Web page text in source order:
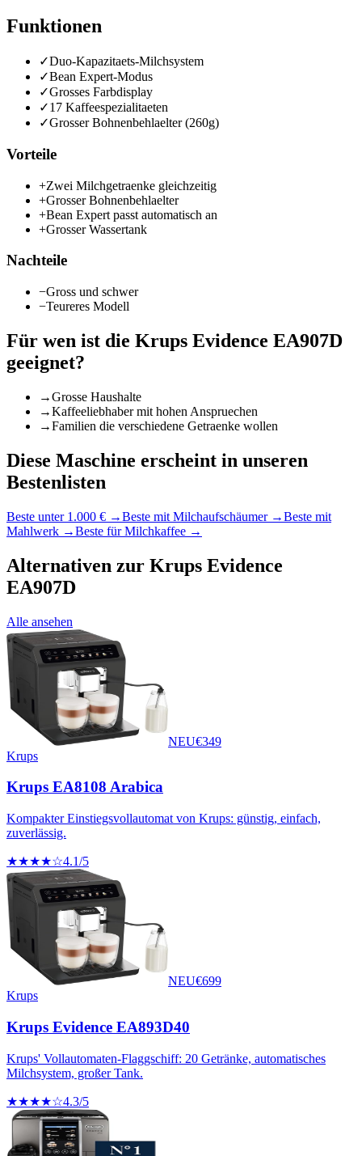
Funktionen
✓Duo-Kapazitaets-Milchsystem
✓Bean Expert-Modus
✓Grosses Farbdisplay
✓17 Kaffeespezialitaeten
✓Grosser Bohnenbehlaelter (260g)
Vorteile
+Zwei Milchgetraenke gleichzeitig
+Grosser Bohnenbehlaelter
+Bean Expert passt automatisch an
+Grosser Wassertank
Nachteile
−Gross und schwer
−Teureres Modell
Für wen ist die Krups Evidence EA907D
geeignet?
→Grosse Haushalte
→Kaffeeliebhaber mit hohen Anspruechen
→Familien die verschiedene Getraenke wollen
Diese Maschine erscheint in unseren
Bestenlisten
Beste unter 1.000 € →Beste mit Milchaufschäumer→Beste mit
Mahlwerk →Beste für Milchkaffee →
Alternativen zur Krups Evidence
EA907D
Alle ansehen
NEU€349
Krups
Krups EA8108 Arabica
Kompakter Einstiegsvollautomat von Krups: günstig, einfach,
zuverlässig.
★★★★☆4.1/5
NEU€699
Krups
Krups Evidence EA893D40
Krups' Vollautomaten-Flaggschiff: 20 Getränke, automatisches
Milchsystem, großer Tank.
★★★★☆4.3/5